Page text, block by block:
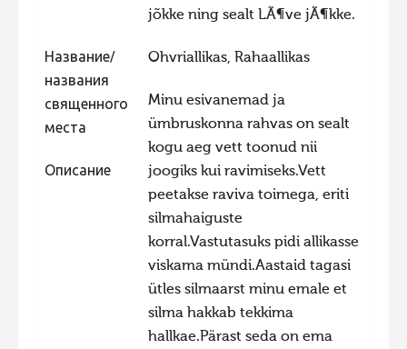
Фотоконкурс 2018
Фотоконкурс 2016
Фотоконкурс 2015
Фотоконкурс 2014
Фотоконкурс 2013
Фотоконкурс 2011
Фотоконкурс 2010
Фотоконкурс 2008
jõkke ning sealt LÃ¶ve jÃ¶kke.
Название/
названия
священного
места
Ohvriallikas, Rahaallikas
Описание
Minu esivanemad ja
ümbruskonna rahvas on sealt
kogu aeg vett toonud nii
joogiks kui ravimiseks.Vett
peetakse raviva toimega, eriti
silmahaiguste
korral.Vastutasuks pidi allikasse
viskama mündi.Aastaid tagasi
ütles silmaarst minu emale et
silma hakkab tekkima
hallkae.Pärast seda on ema